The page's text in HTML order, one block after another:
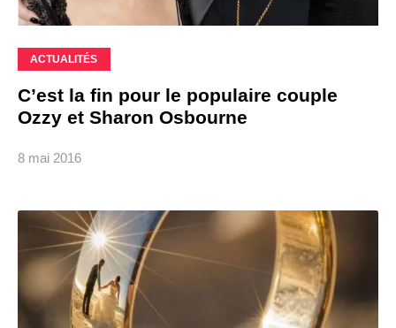
ACTUALITÉS
C’est la fin pour le populaire couple
Ozzy et Sharon Osbourne
8 mai 2016